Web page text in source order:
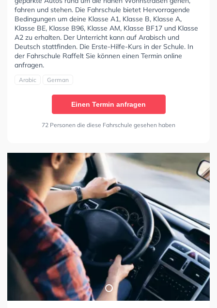
fahren und stehen. Die Fahrschule bietet Hervorragende
Bedingungen um deine Klasse A1, Klasse B, Klasse A,
Klasse BE, Klasse B96, Klasse AM, Klasse BF17 und Klasse
A2 zu erhalten. Der Unterricht kann auf Arabisch und
Deutsch stattfinden. Die Erste-Hilfe-Kurs in der Schule. In
der Fahrschule Raffelt Sie können einen Termin online
anfragen.
Arabic German
Einen Termin anfragen
72 Personen die diese Fahrschule gesehen haben